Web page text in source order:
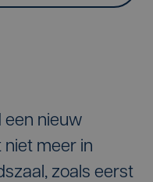
een nieuw
meer in
zoals eerst